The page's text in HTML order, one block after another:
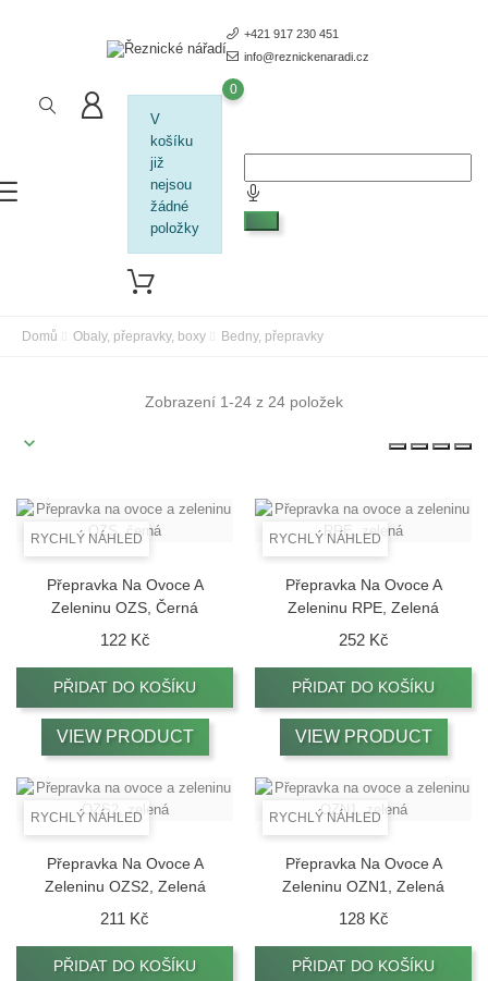
+421 917 230 451
info@reznickenaradi.cz
V
košíku
již
nejsou
žádné
položky
0
Domů Obaly, přepravky, boxy Bedny, přepravky
Zobrazení 1-24 z 24 položek
RYCHLÝ NÁHLED
Přepravka Na Ovoce A
Zeleninu OZS, Černá
122 KčCena
PŘIDAT DO KOŠÍKU
VIEW PRODUCT
RYCHLÝ NÁHLED
Přepravka Na Ovoce A
Zeleninu RPE, Zelená
252 KčCena
PŘIDAT DO KOŠÍKU
VIEW PRODUCT
RYCHLÝ NÁHLED
Přepravka Na Ovoce A
Zeleninu OZS2, Zelená
211 Kč
PŘIDAT DO KOŠÍKU
RYCHLÝ NÁHLED
Přepravka Na Ovoce A
Zeleninu OZN1, Zelená
128 KčCena
PŘIDAT DO KOŠÍKU